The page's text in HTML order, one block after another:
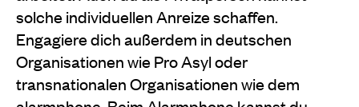
solche individuellen Anreize schaffen.
Engagiere dich außerdem in deutschen
Organisationen wie Pro Asyl oder
transnationalen Organisationen wie dem